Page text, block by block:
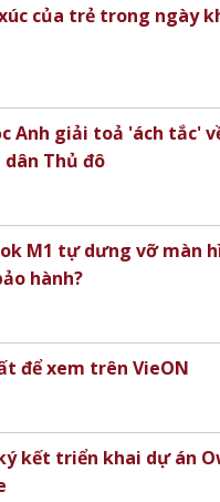
của trẻ trong ngày
Anh giải toả 'ách tắc'
Thủ đô
M1 tự dưng vỡ màn
hành?
để xem trên VieON
kết triển khai dự án